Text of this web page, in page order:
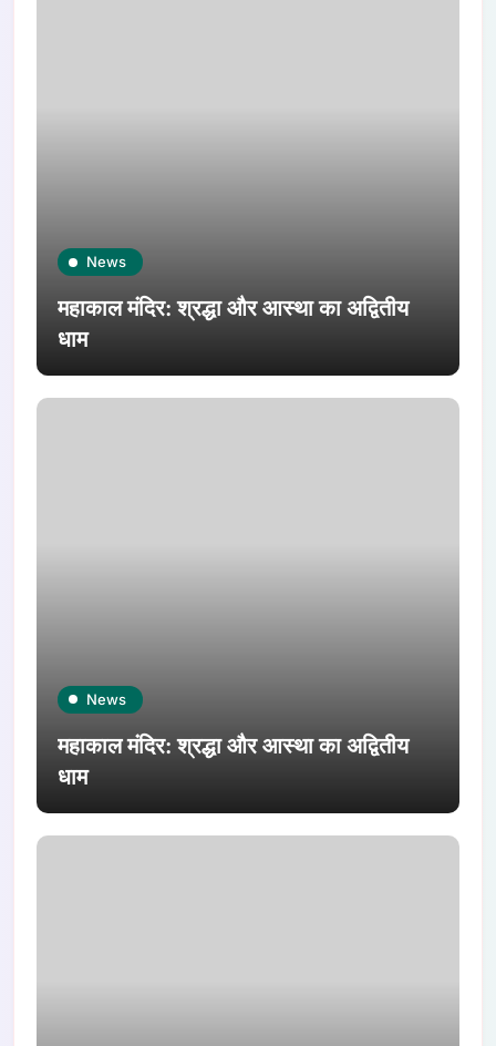
News
महाकाल मंदिर: श्रद्धा और आस्था का अद्वितीय
धाम
News
महाकाल मंदिर: श्रद्धा और आस्था का अद्वितीय
धाम